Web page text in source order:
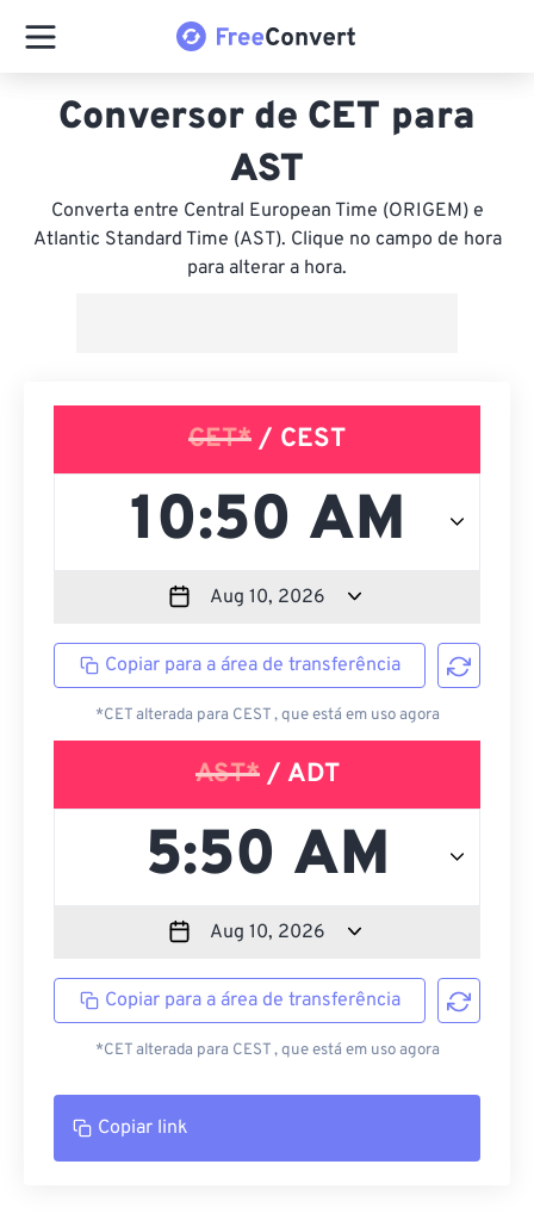
Conversor de CET para
AST
Converta entre Central European Time (ORIGEM) e
Atlantic Standard Time (AST). Clique no campo de hora
para alterar a hora.
CET* / CEST
Copiar para a área de transferência
*CET alterada para CEST , que está em uso agora
AST*/ ADT
Copiar para a área de transferência
*CET alterada para CEST , que está em uso agora
Copiar link